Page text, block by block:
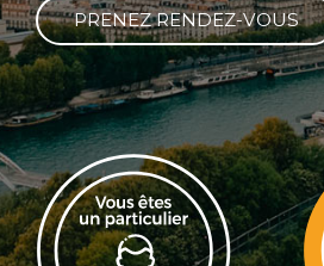
PRENEZ RENDEZ-VOUS